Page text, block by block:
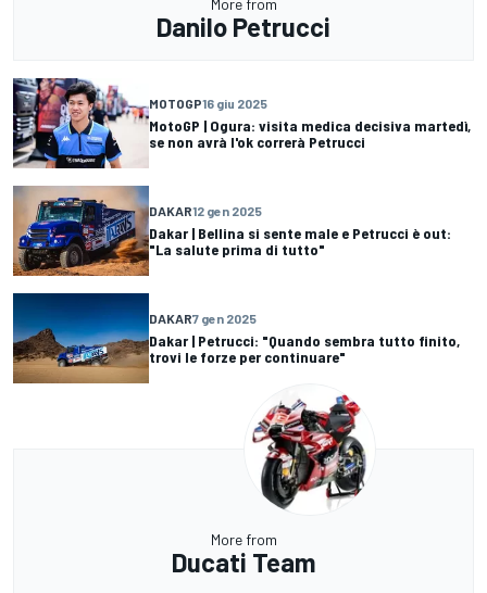
Danilo Petrucci
MOTOGP16 giu 2025
MotoGP | Ogura: visita medica decisiva martedì,
se non avrà l'ok correrà Petrucci
DAKAR12 gen 2025
Dakar | Bellina si sente male e Petrucci è out:
"La salute prima di tutto"
DAKAR7 gen 2025
Dakar | Petrucci: "Quando sembra tutto finito,
trovi le forze per continuare"
More from
Ducati Team